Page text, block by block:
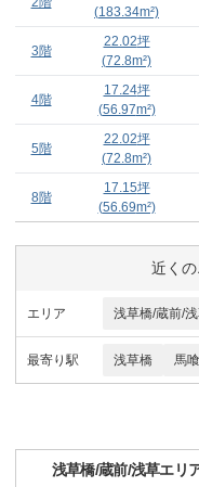
(183.34m²)
3階
22.02坪
(72.8m²)
4階
17.24坪
(56.97m²)
5階
22.02坪
(72.8m²)
8階
17.15坪
(56.69m²)
近く
エリア 浅草橋/蔵前/
最寄り駅 浅草橋 馬
浅草橋/蔵前/浅草エリ